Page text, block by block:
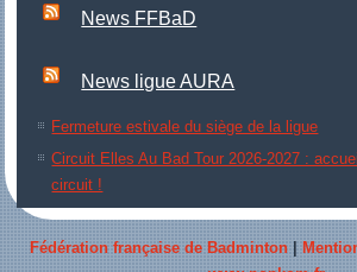
News FFBaD
News ligue AURA
Fermeture estivale du siège de la ligue
Circuit Elles Au Bad Tour 2026-2027 :
circuit !
Fédération française de Badminton